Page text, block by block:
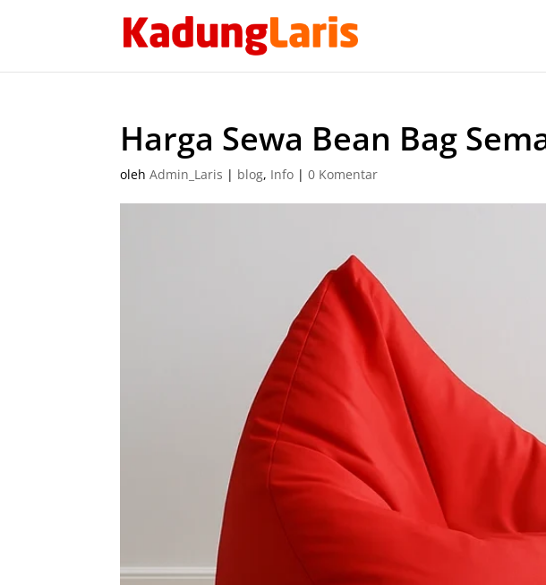
Harga Sewa Bean Bag
olehAdmin_Laris | blog, Info |0 Komentar